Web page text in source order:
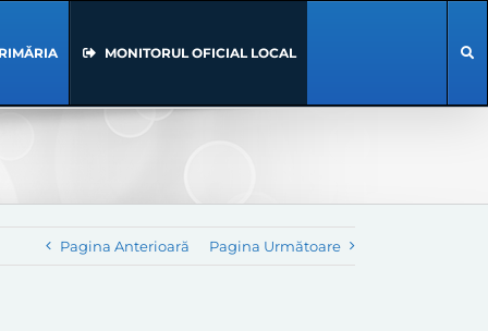
MONITORUL OFICIAL LOCAL
Pagina Anterioară Pagina Următoare